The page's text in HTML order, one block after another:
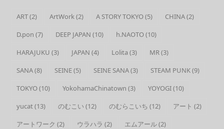
ART(2) ArtWork (2) A STORY TOKYO(5) CHINA(2)
D.pon (7) DEEP JAPAN (10) h.NAOTO(10)
HARAJUKU (3) JAPAN (4) Lolita (3) MR (3)
SANA(8) SEINE(5) SEINE SANA(3) STEAM PUNK(9)
TOKYO(10) YokohamaChinatown (3) YOYOGI(10)
yucat(13) のむこい (12) のむらこいち (12) アート (2)
アートワーク (2) ウラハラ (2) エムアール(2)